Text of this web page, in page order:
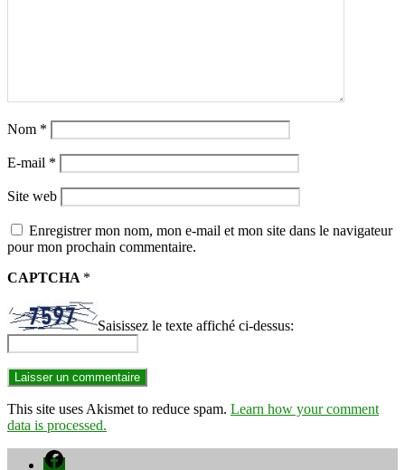
Nom *
E-mail *
Site web
Enregistrer mon nom, mon e-mail et mon site dans le navigateur
pour mon prochain commentaire.
CAPTCHA *
Saisissez le texte affiché ci-dessus:
This site uses Akismet to reduce spam. Learn how your comment
data is processed.
Facebook